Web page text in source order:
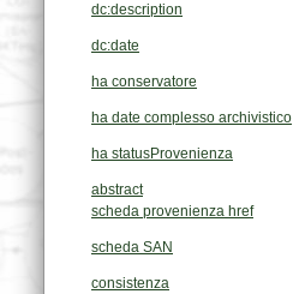
dc:description
dc:date
ha conservatore
ha date complesso archivistico
ha statusProvenienza
abstract
scheda provenienza href
scheda SAN
consistenza